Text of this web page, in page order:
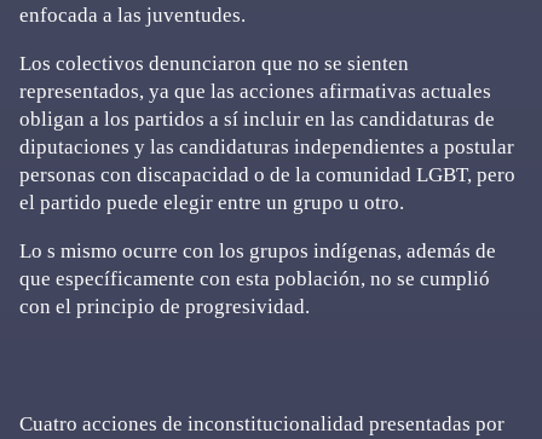
enfocada a las juventudes.
Los colectivos denunciaron que no se sienten
representados, ya que las acciones afirmativas actuales
obligan a los partidos a sí incluir en las candidaturas de
diputaciones y las candidaturas independientes a postular
personas con discapacidad o de la comunidad LGBT, pero
el partido puede elegir entre un grupo u otro.
Lo s mismo ocurre con los grupos indígenas, además de
que específicamente con esta población, no se cumplió
con el principio de progresividad.
Cuatro acciones de inconstitucionalidad presentadas por